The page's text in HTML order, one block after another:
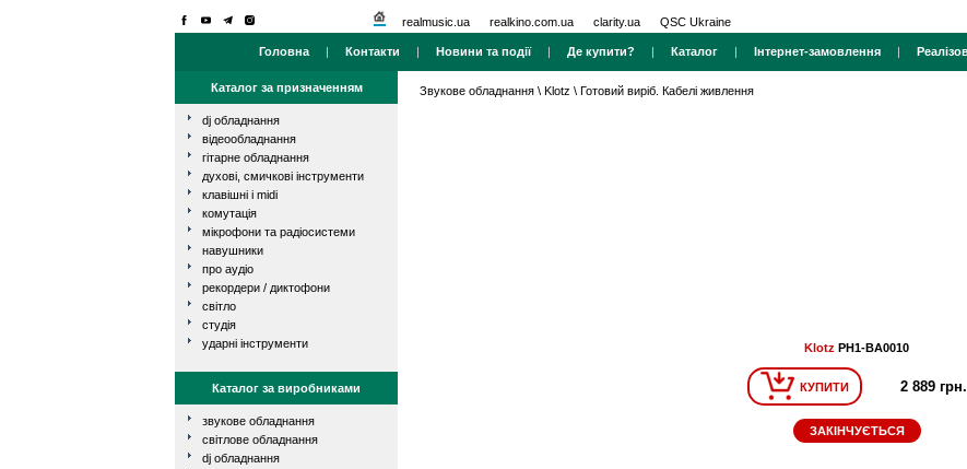
realmusic.ua realkino.com.ua clarity.ua QSC Ukraine
Головна | Контакти | Новини та події| Де купити? | Каталог | Інтернет-замовлення |
Каталог за призначенням
dj обладнання
відеообладнання
гітарне обладнання
духові, смичкові інструменти
клавішні і midi
комутація
мікрофони та радіосистеми
навушники
про аудіо
рекордери / диктофони
світло
студія
ударні інструменти
Каталог за виробниками
звукове обладнання
світлове обладнання
dj обладнання
Звукове обладнання \ Klotz \ Готовий виріб. Кабелі живлення
Klotz PH1-BA0010
КУПИТИ 2 889 грн.
ЗАКІНЧУЄТЬСЯ